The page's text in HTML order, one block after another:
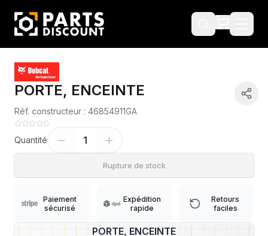
?
PORTE, ENCEINTE
PORTE, ENCEINTE
Réf. constructeur : 46854911GA
Quantité 1
Rupture de stock
Paiement
sécurisé
Expédition
rapide
Retours
faciles